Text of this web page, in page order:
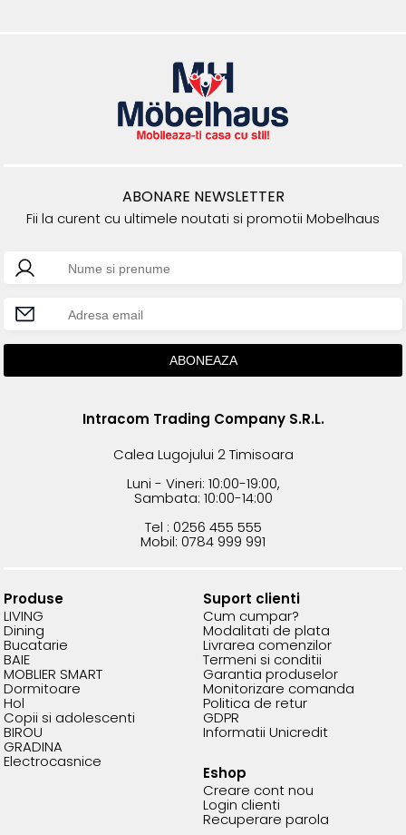
ABONARE NEWSLETTER
Fii la curent cu ultimele noutati si promotii Mobelhaus
Intracom Trading Company S.R.L.
Calea Lugojului 2 Timisoara
Luni - Vineri: 10:00-19:00,
Sambata: 10:00-14:00
Tel : 0256 455 555
Mobil: 0784 999 991
Produse
LIVING
Dining
Bucatarie
BAIE
MOBLIER SMART
Dormitoare
Hol
Copii si adolescenti
BIROU
GRADINA
Electrocasnice
Suport clienti
Cum cumpar?
Modalitati de plata
Livrarea comenzilor
Termeni si conditii
Garantia produselor
Monitorizare comanda
Politica de retur
GDPR
Informatii Unicredit
Eshop
Creare cont nou
Login clienti
Recuperare parola